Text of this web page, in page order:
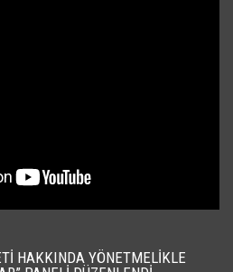
HAKKINDA YÖNETMELIKLE